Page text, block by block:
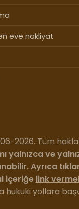
eve nakliyat
2026. Tüm
yalnızca ve
Ayrıca
içeriğe link
hukuki yollara